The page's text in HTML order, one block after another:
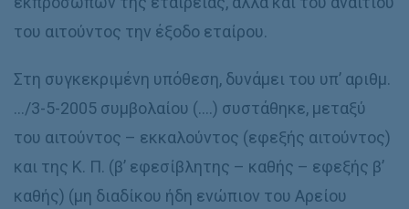
του αιτούντος την έξοδο εταίρου.
Στη συγκεκριμένη υπόθεση, δυνάμει του υπ’ αριθμ.
…/3-5-2005 συμβολαίου (….) συστάθηκε, μεταξύ
του αιτούντος – εκκαλούντος (εφεξής αιτούντος)
και της Κ. Π. (β’ εφεσίβλητης – καθής – εφεξής β’
καθής) (μη διαδίκου ήδη ενώπιον του Αρείου